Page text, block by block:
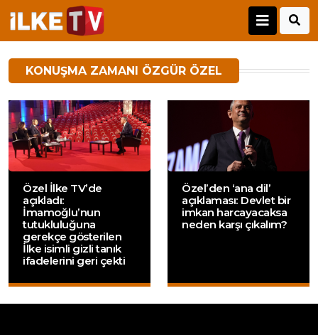
KONUŞMA ZAMANI ÖZGÜR ÖZEL
Özel İlke TV’de
açıkladı:
İmamoğlu’nun
tutukluluğuna
gerekçe gösterilen
İlke isimli gizli tanık
ifadelerini geri çekti
Özel’den ‘ana dil’
açıklaması: Devlet bir
imkan harcayacaksa
neden karşı çıkalım?